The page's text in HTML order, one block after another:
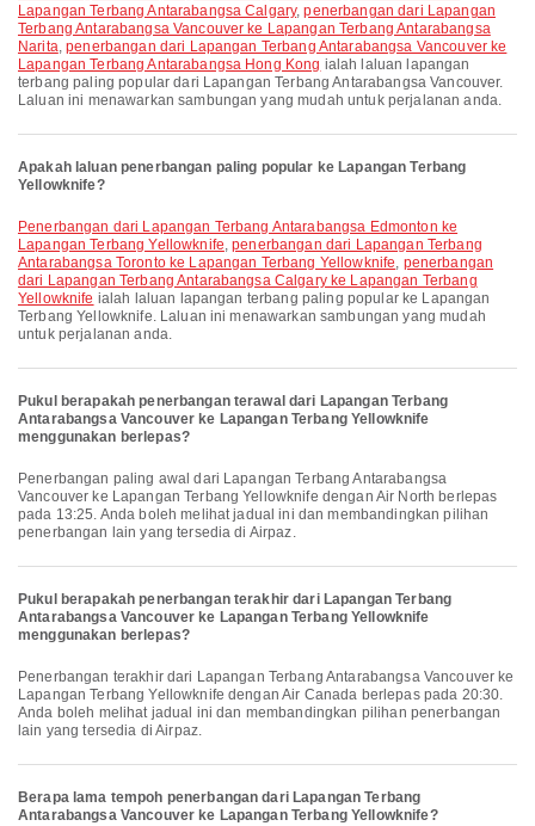
Lapangan Terbang Antarabangsa Calgary,penerbangan dari Lapangan
Terbang Antarabangsa Vancouver ke Lapangan Terbang Antarabangsa
Narita,penerbangan dari Lapangan Terbang Antarabangsa Vancouver ke
Lapangan Terbang Antarabangsa Hong Kong ialah laluan lapangan
terbang paling popular dari Lapangan Terbang Antarabangsa Vancouver.
Laluan ini menawarkan sambungan yang mudah untuk perjalanan anda.
Apakah laluan penerbangan paling popular ke Lapangan Terbang
Yellowknife?
penerbangan dari Lapangan Terbang Antarabangsa Edmonton ke
Lapangan Terbang Yellowknife,penerbangan dari Lapangan Terbang
Antarabangsa Toronto ke Lapangan Terbang Yellowknife, penerbangan
dari Lapangan Terbang Antarabangsa Calgary ke Lapangan Terbang
Yellowknife ialah laluan lapangan terbang paling popular ke Lapangan
Terbang Yellowknife. Laluan ini menawarkan sambungan yang mudah
untuk perjalanan anda.
Pukul berapakah penerbangan terawal dari Lapangan Terbang
Antarabangsa Vancouver ke Lapangan Terbang Yellowknife
menggunakan berlepas?
Penerbangan paling awal dari Lapangan Terbang Antarabangsa
Vancouver ke Lapangan Terbang Yellowknife dengan Air North berlepas
pada 13:25. Anda boleh melihat jadual ini dan membandingkan pilihan
penerbangan lain yang tersedia di Airpaz.
Pukul berapakah penerbangan terakhir dari Lapangan Terbang
Antarabangsa Vancouver ke Lapangan Terbang Yellowknife
menggunakan berlepas?
Penerbangan terakhir dari Lapangan Terbang Antarabangsa Vancouver ke
Lapangan Terbang Yellowknife dengan Air Canada berlepas pada 20:30.
Anda boleh melihat jadual ini dan membandingkan pilihan penerbangan
lain yang tersedia di Airpaz.
Berapa lama tempoh penerbangan dari Lapangan Terbang
Antarabangsa Vancouver ke Lapangan Terbang Yellowknife?